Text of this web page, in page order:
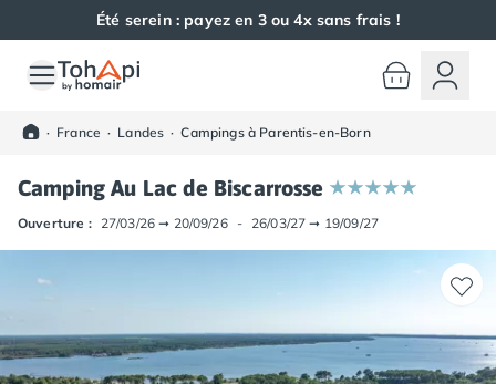
Été serein : payez en 3 ou 4x sans frais !
Toutes nos destinations
Camping Alsace
Camping Haut-Rhin
Camping Colmar
Camping Mulhouse
Camping Munster
Camping Carsac-Aillac
Camping Les Eyzies-de-Tayac-Sireuil
· France · Landes · Campings à Parentis-en-Born
Camping Au Lac de Biscarrosse
Ouverture : 27/03/26 ➞ 20/09/26 - 26/03/27 ➞ 19/09/27